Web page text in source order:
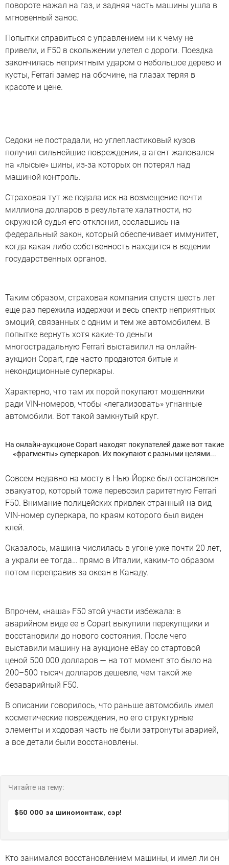
повороте нажал на газ, и задняя часть машины ушла в
мгновенный занос.
Попытки справиться с управлением ни к чему не
привели, и F50 в скольжении улетел с дороги. Поездка
закончилась неприятным ударом о небольшое дерево и
кусты, Ferrari замер на обочине, на глазах теряя в
красоте и цене.
Седоки не пострадали, но углепластиковый кузов
получил сильнейшие повреждения, а агент жаловался
на «лысые» шины, из-за которых он потерял над
машиной контроль.
Страховая тут же подала иск на возмещение почти
миллиона долларов в результате халатности, но
окружной судья его отклонил, сославшись на
федеральный закон, который обеспечивает иммунитет,
когда какая либо собственность находится в ведении
государственных органов.
Таким образом, страховая компания спустя шесть лет
еще раз пережила издержки и весь спектр неприятных
эмоций, связанных с одним и тем же автомобилем. В
попытке вернуть хотя какие-то деньги
многострадальную Ferrari выставилил на онлайн-
аукцион Copart, где часто продаются битые и
некондиционные суперкары.
Характерно, что там их порой покупают мошенники
ради VIN-номеров, чтобы «легализовать» угнанные
автомобили. Вот такой замкнутый круг.
На онлайн-аукционе Copart находят покупателей даже вот такие
«фрагменты» суперкаров. Их покупают с разными целями...
Совсем недавно на мосту в Нью-Йорке был остановлен
эвакуатор, который тоже перевозил раритетную Ferrari
F50. Внимание полицейских привлек странный на вид
VIN-номер суперкара, по краям которого был виден
клей.
Оказалось, машина числилась в угоне уже почти 20 лет,
а украли ее тогда… прямо в Италии, каким-то образом
потом переправив за океан в Канаду.
Впрочем, «наша» F50 этой участи избежала: в
аварийном виде ее в Copart выкупили перекупщики и
восстановили до нового состояния. После чего
выставили машину на аукционе eBay со стартовой
ценой 500 000 долларов — на тот момент это было на
200–500 тысяч долларов дешевле, чем такой же
безаварийный F50.
В описании говорилось, что раньше автомобиль имел
косметические повреждения, но его структурные
элементы и ходовая часть не были затронуты аварией,
а все детали были восстановлены.
Читайте на тему:
$50 000 за шиномонтаж, сэр!
Кто занимался восстановлением машины, и имел ли он